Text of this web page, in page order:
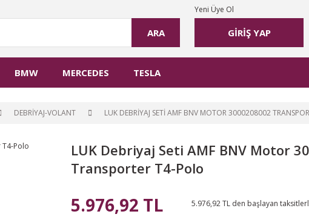
ARA GİRİŞ YAP
Yeni Üye Ol
BMW MERCEDES TESLA
DEBRİYAJ-VOLANT LUK DEBRIYAJ SETI AMF BNV MOTOR 3000208002
LUK Debriyaj Seti AMF BNV Motor
Transporter T4-Polo
5.976,92 TL 5.976,92 TL den başlayan